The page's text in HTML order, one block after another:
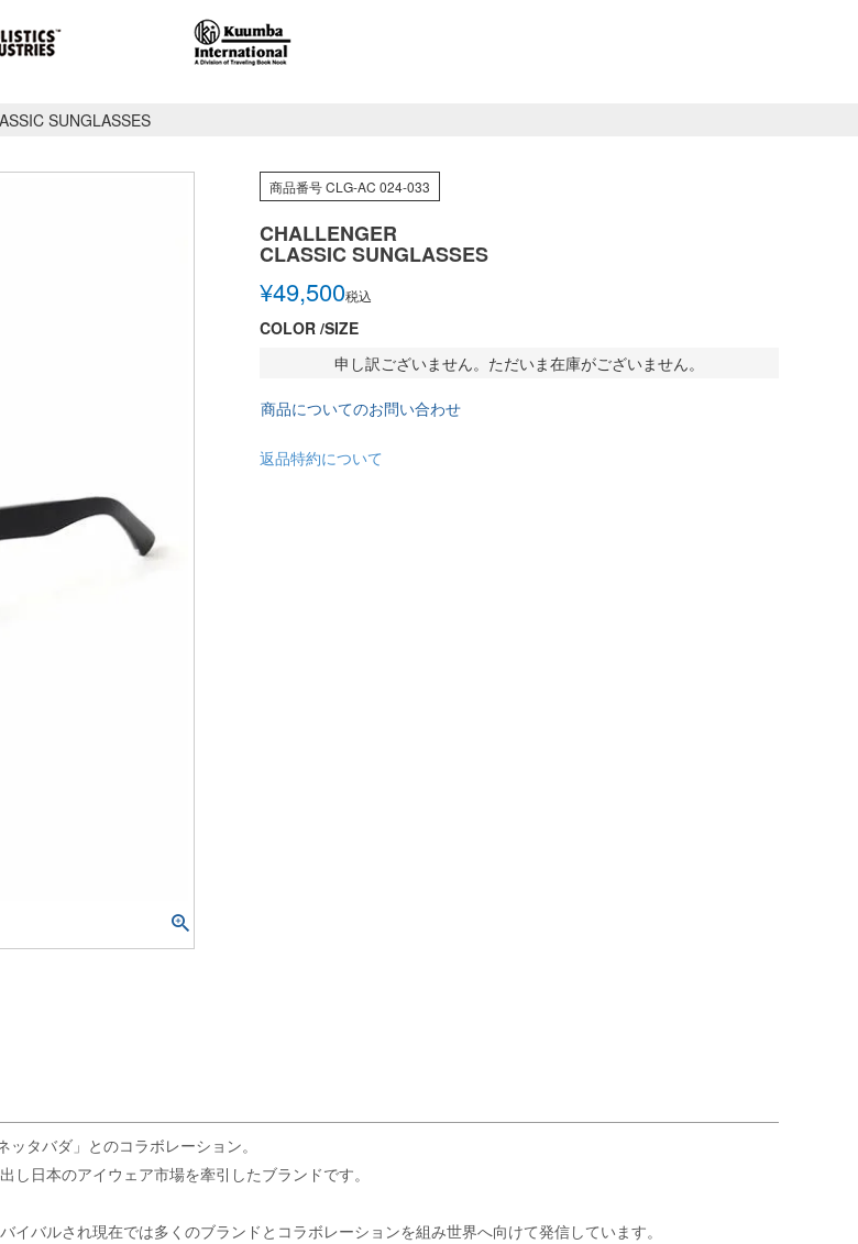
SUNGLASSES
商品番号CLG-AC 024-033
CHALLENGER
CLASSIC SUNGLASSES
¥49,500税込
COLOR SIZE
申し訳ございません。ただいま在庫がございません。
商品についてのお問い合わせ
返品特約について
タバダ」とのコラボレーション。
日本のアイウェア市場を牽引したブランドです。
バルされ現在では多くのブランドとコラボレーションを組み世界へ向けて発信しています。